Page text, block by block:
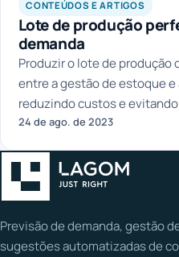
CONTEÚDOS E ARTIGOS
Lote de produção
demanda
Produzir o lote de produção
entre a gestão de estoque e
reduzindo custos e
24 de ago. de 2023
Previsão de demanda, gestão
sugestões automatizadas de